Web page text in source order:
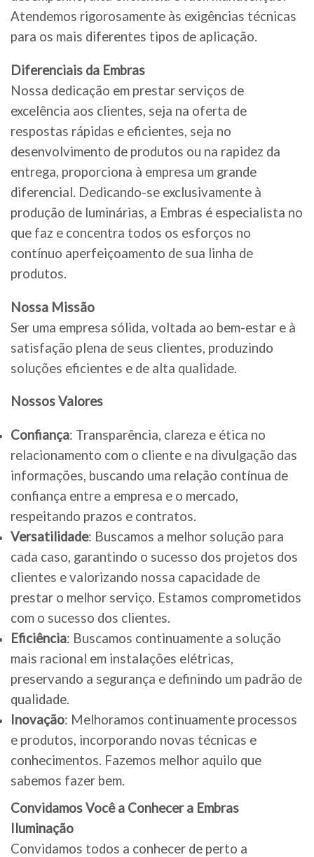
Atendemos rigorosamente às exigências técnicas
para os mais diferentes tipos de aplicação.
Diferenciais da Embras
Nossa dedicação em prestar serviços de
excelência aos clientes, seja na oferta de
respostas rápidas e eficientes, seja no
desenvolvimento de produtos ou na rapidez da
entrega, proporciona à empresa um grande
diferencial. Dedicando-se exclusivamente à
produção de luminárias, a Embras é especialista no
que faz e concentra todos os esforços no
contínuo aperfeiçoamento de sua linha de
produtos.
Nossa Missão
Ser uma empresa sólida, voltada ao bem-estar e à
satisfação plena de seus clientes, produzindo
soluções eficientes e de alta qualidade.
Nossos Valores
Confiança: Transparência, clareza e ética no
relacionamento com o cliente e na divulgação das
informações, buscando uma relação contínua de
confiança entre a empresa e o mercado,
respeitando prazos e contratos.
Versatilidade: Buscamos a melhor solução para
cada caso, garantindo o sucesso dos projetos dos
clientes e valorizando nossa capacidade de
prestar o melhor serviço. Estamos comprometidos
com o sucesso dos clientes.
Eficiência: Buscamos continuamente a solução
mais racional em instalações elétricas,
preservando a segurança e definindo um padrão de
qualidade.
Inovação: Melhoramos continuamente processos
e produtos, incorporando novas técnicas e
conhecimentos. Fazemos melhor aquilo que
sabemos fazer bem.
Convidamos Você a Conhecer a Embras
Iluminação
Convidamos todos a conhecer de perto a